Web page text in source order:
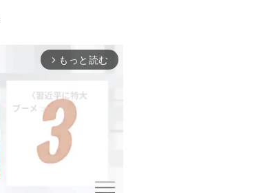
arrow_forward_ios もっと読む